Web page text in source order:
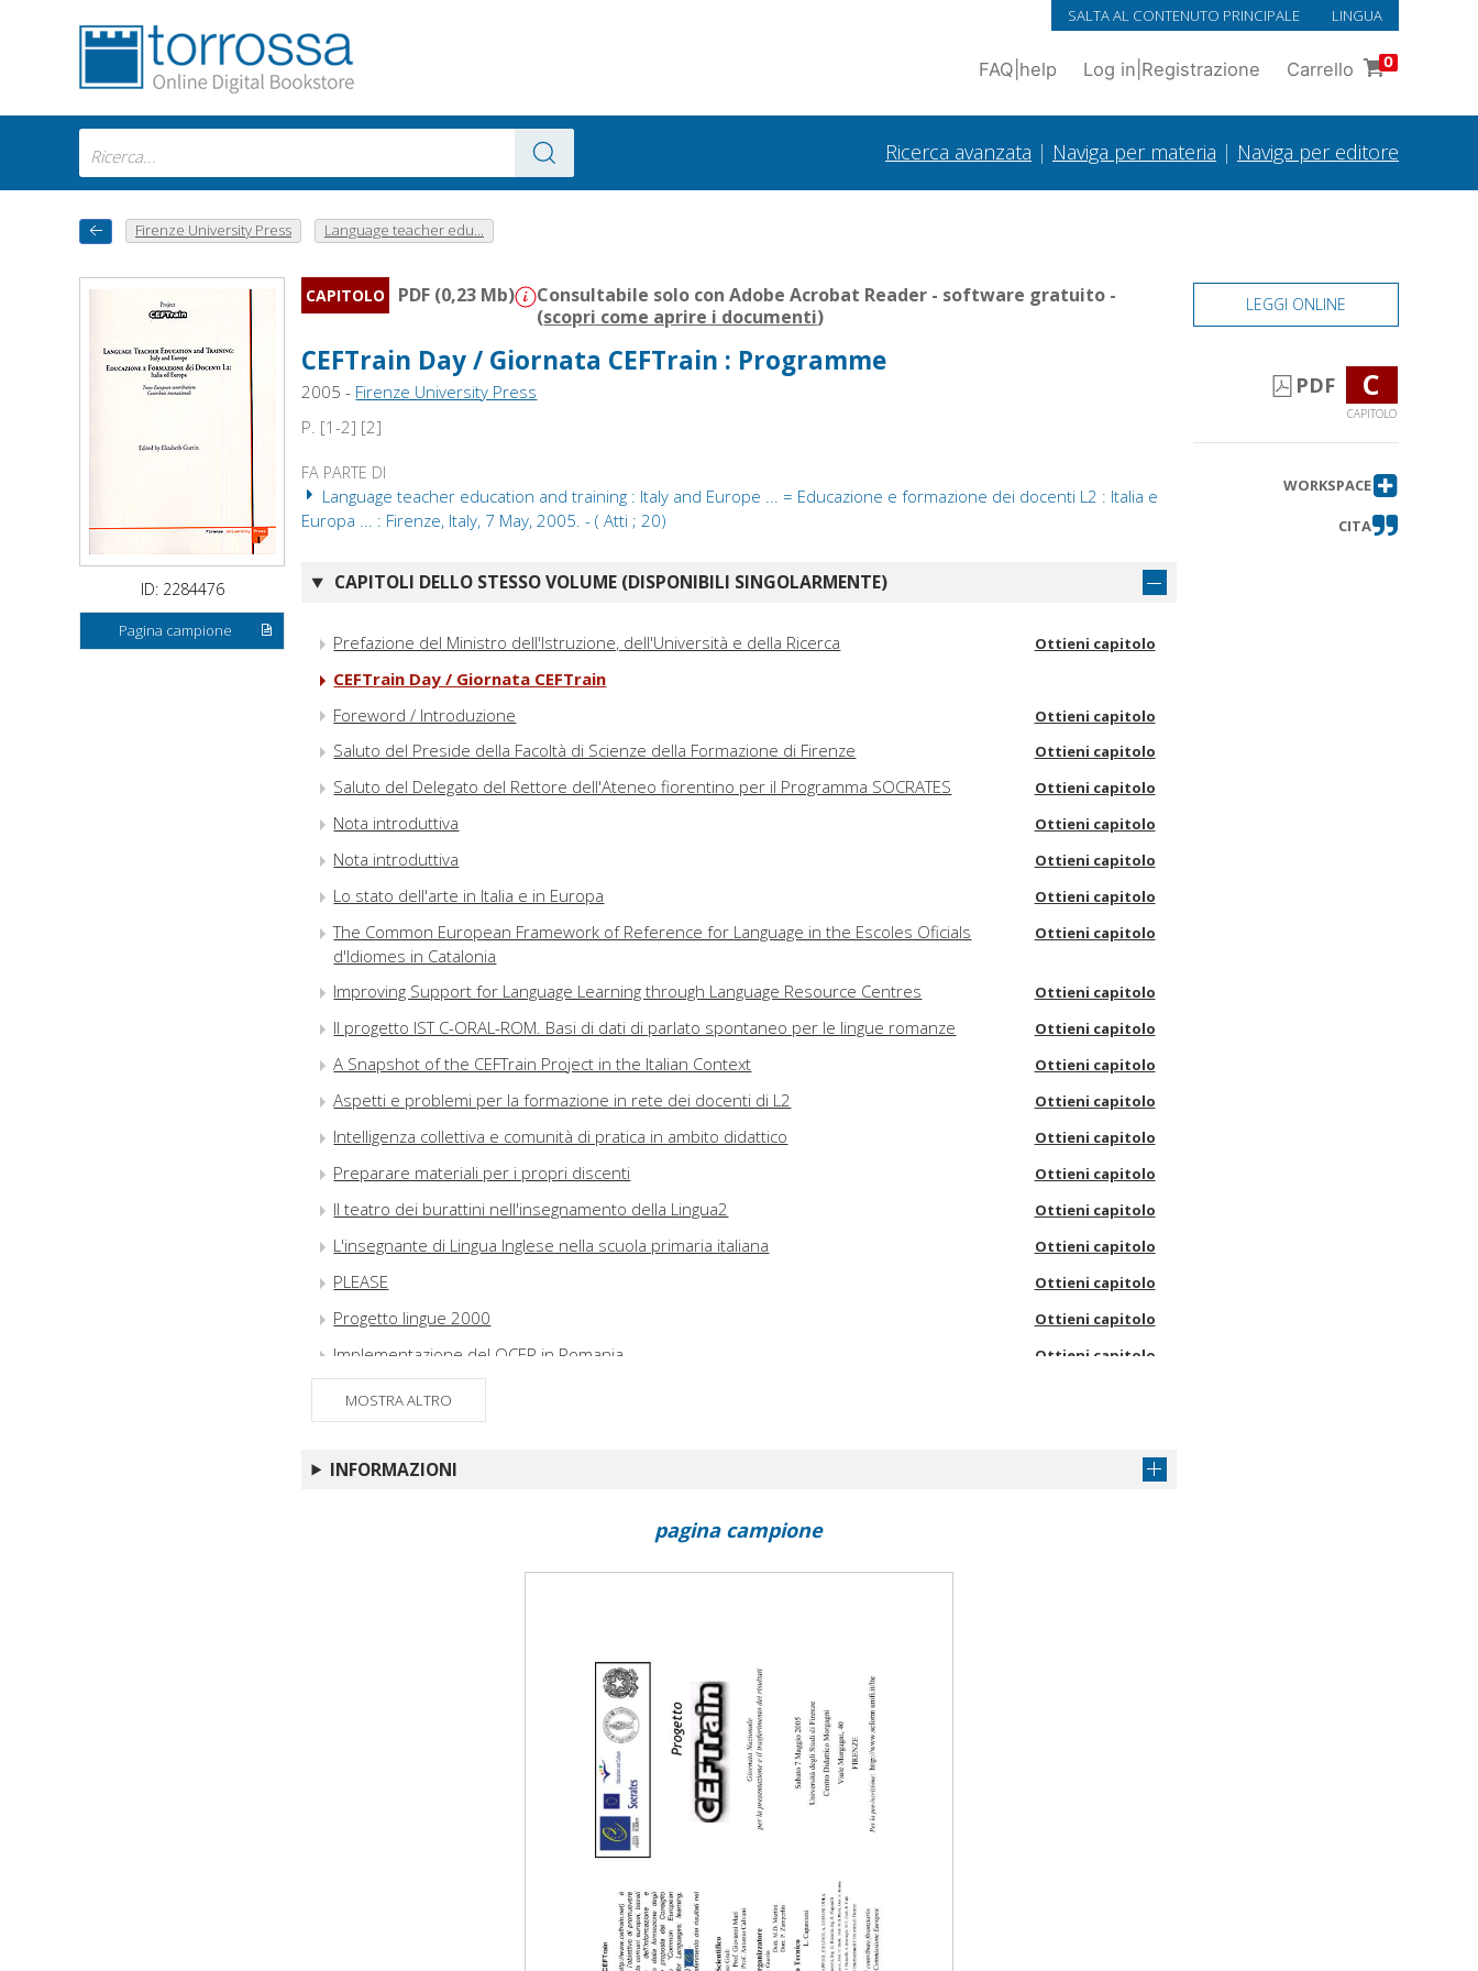
SALTA AL CONTENUTO PRINCIPALE LINGUA
FAQ help Log in Registrazione Carrello 0
Ricerca avanzata | Naviga per materia | Naviga per editore
Firenze University Press Language teacher edu...
ID: 2284476
Pagina campione
CAPITOLO PDF (0,23 Mb)
Consultabile solo con Adobe Acrobat Reader - software gratuito -
(scopri come aprire i documenti)
CEFTrain Day / Giornata CEFTrain : Programme
2005 - Firenze University Press
P. [1-2] [2]
FA PARTE DI
Language teacher education and training : Italy and Europe ... = Educazione e formazione dei docenti L2 : Italia e
Europa ... : Firenze, Italy, 7 May, 2005. - ( Atti ; 20)
CAPITOLI DELLO STESSO VOLUME (DISPONIBILI SINGOLARMENTE)
Prefazione del Ministro dell'Istruzione, dell'Università e della Ricerca Ottieni capitolo
CEFTrain Day / Giornata CEFTrain
Foreword / Introduzione
Ottieni capitolo
Saluto del Preside della Facoltà di Scienze della Formazione di Firenze Ottieni capitolo
Saluto del Delegato del Rettore dell'Ateneo fiorentino per il Programma SOCRATES Ottieni capitolo
Nota introduttiva Ottieni capitolo
Nota introduttiva Ottieni capitolo
Lo stato dell'arte in Italia e in Europa Ottieni capitolo
The Common European Framework of Reference for Language in the Escoles Oficials
d'Idiomes in Catalonia
Ottieni capitolo
Improving Support for Language Learning through Language Resource Centres Ottieni capitolo
Il progetto IST C-ORAL-ROM. Basi di dati di parlato spontaneo per le lingue romanze Ottieni capitolo
A Snapshot of the CEFTrain Project in the Italian Context Ottieni capitolo
Aspetti e problemi per la formazione in rete dei docenti di L2 Ottieni capitolo
Intelligenza collettiva e comunità di pratica in ambito didattico Ottieni capitolo
Preparare materiali per i propri discenti Ottieni capitolo
Il teatro dei burattini nell'insegnamento della Lingua2 Ottieni capitolo
L'insegnante di Lingua Inglese nella scuola primaria italiana Ottieni capitolo
PLEASE Ottieni capitolo
Progetto lingue 2000 Ottieni capitolo
Implementazione del QCER in Romania Ottieni capitolo
Learning Languages in Austria at the Beginning of the Twenty-first Century
What's on in Language Education in Finland
From Grammar Book to Communicator Ottieni capitolo
MOSTRA ALTRO
INFORMAZIONI
LEGGI ONLINE
PDF C
CAPITOLO
WORKSPACE
CITA
pagina campione